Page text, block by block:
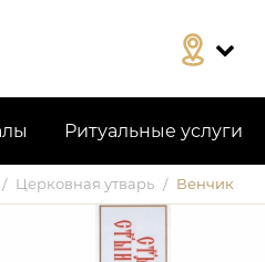
Ритуальные услуги
/ Церковная утварь / Венчик